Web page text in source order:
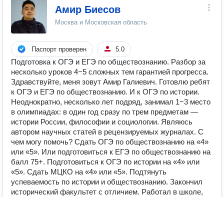
Амир Биесов
Москва и Московская область
Паспорт проверен 5.0
Подготовка к ОГЭ и ЕГЭ по обществознанию. Разбор за
несколько уроков 4−5 сложных тем гарантией прогресса.
Здравствуйте, меня зовут Амир Галиевич. Готовлю ребят
к ОГЭ и ЕГЭ по обществознанию. И к ОГЭ по истории.
Неоднократно, несколько лет подряд, занимал 1−3 место
в олимпиадах: в один год сразу по трем предметам —
истории России, философии и социологии. Являюсь
автором научных статей в рецензируемых журналах. С
чем могу помочь? Сдать ОГЭ по обществознанию на «4»
или «5». Или подготовиться к ЕГЭ по обществознанию на
балл 75+. Подготовиться к ОГЭ по истории на «4» или
«5». Сдать МЦКО на «4» или «5». Подтянуть
успеваемость по истории и обществознанию. Закончил
исторический факультет с отличием. Работал в школе,